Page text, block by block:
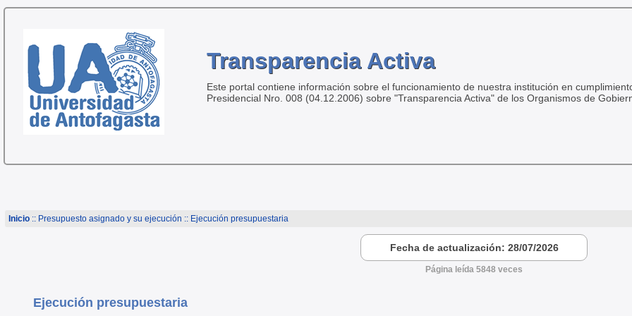
Transparencia Activa
Este portal contiene información sobre el funcionamiento de nuestra institución en
Presidencial Nro. 008 (04.12.2006) sobre "Transparencia Activa" de los Organismos de
Inicio:: Presupuesto asignado y su ejecución :: Ejecución presupuestaria
Fecha de actualización: 28/07/2026
Página leída 5848 veces
Ejecución presupuestaria